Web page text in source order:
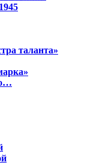
таланта»